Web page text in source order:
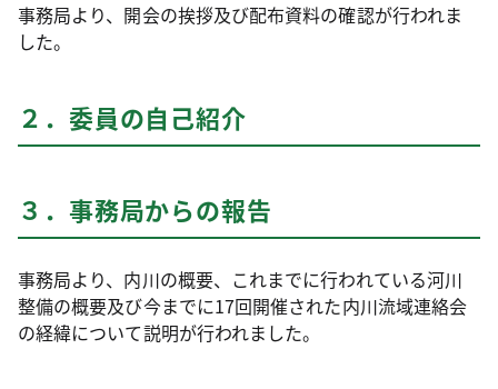
事務局より、開会の挨拶及び配布資料の確認が行われま
した。
２．委員の自己紹介
３．事務局からの報告
事務局より、内川の概要、これまでに行われている河川
整備の概要及び今までに17回開催された内川流域連絡会
の経緯について説明が行われました。